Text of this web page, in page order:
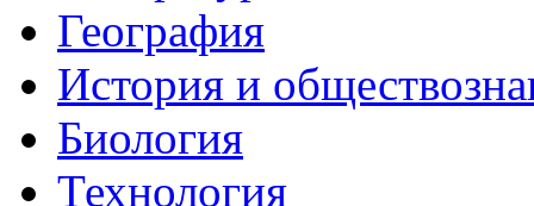
География
История и
Биология
Технология